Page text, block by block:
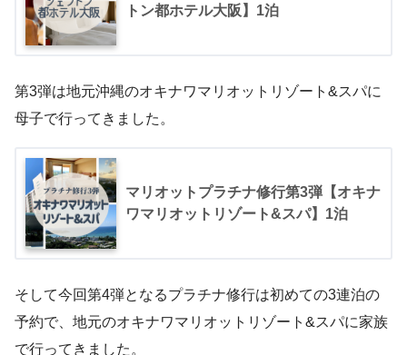
トン都ホテル大阪】1泊
第3弾は地元沖縄のオキナワマリオットリゾート&スパに
母子で行ってきました。
マリオットプラチナ修行第3弾【オキナ
ワマリオットリゾート&スパ】1泊
そして今回第4弾となるプラチナ修行は初めての3連泊の
予約で、地元のオキナワマリオットリゾート&スパに家族
で行ってきました。